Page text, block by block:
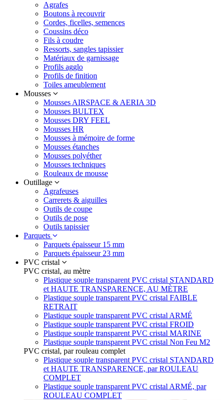
Agrafes
Boutons à recouvrir
Cordes, ficelles, semences
Coussins déco
Fils à coudre
Ressorts, sangles tapissier
Matériaux de garnissage
Profils agglo
Profils de finition
Toiles ameublement
Mousses
Mousses AIRSPACE & AERIA 3D
Mousses BULTEX
Mousses DRY FEEL
Mousses HR
Mousses à mémoire de forme
Mousses étanches
Mousses polyéther
Mousses techniques
Rouleaux de mousse
Outillage
Agrafeuses
Carrerets & aiguilles
Outils de coupe
Outils de pose
Outils tapissier
Parquets
Parquets épaisseur 15 mm
Parquets épaisseur 23 mm
PVC cristal
PVC cristal, au mètre
Plastique souple transparent PVC cristal STANDARD
et HAUTE TRANSPARENCE, AU MÈTRE
Plastique souple transparent PVC cristal FAIBLE
RETRAIT
Plastique souple transparent PVC cristal ARMÉ
Plastique souple transparent PVC cristal FROID
Plastique souple transparent PVC cristal MARINE
Plastique souple transparent PVC cristal Non Feu M2
PVC cristal, par rouleau complet
Plastique souple transparent PVC cristal STANDARD
et HAUTE TRANSPARENCE, par ROULEAU
COMPLET
Plastique souple transparent PVC cristal ARMÉ, par
ROULEAU COMPLET